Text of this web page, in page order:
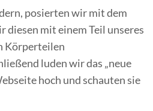
posierten wir mit dem
diesen mit einem Teil unseres
Körperteilen
luden wir das „neue
hoch und schauten sie